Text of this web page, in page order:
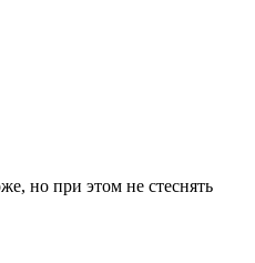
но при этом не стеснять